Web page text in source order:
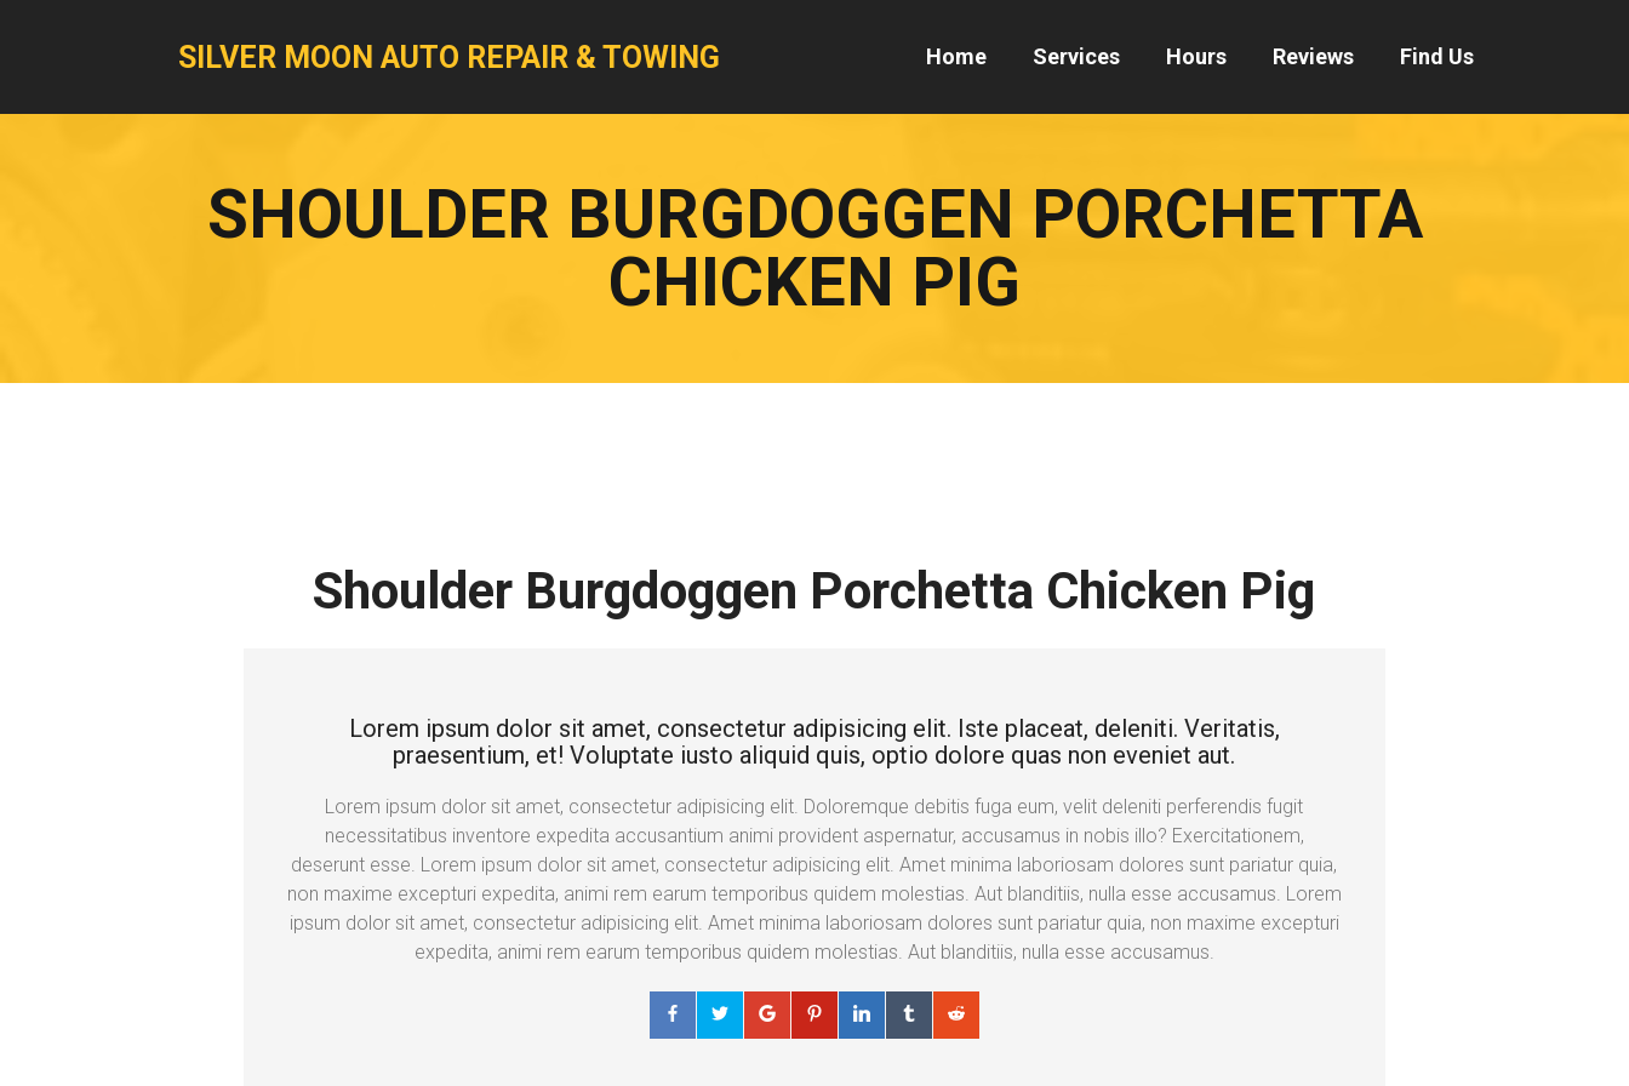
SILVER MOON AUTO REPAIR & TOWING Home Services Hours Reviews Find Us
SHOULDER BURGDOGGEN PORCHETTA
CHICKEN PIG
Shoulder Burgdoggen Porchetta Chicken Pig
Lorem ipsum dolor sit amet, consectetur adipisicing elit. Iste placeat, deleniti. Veritatis,
praesentium, et! Voluptate iusto aliquid quis, optio dolore quas non eveniet aut.
Lorem ipsum dolor sit amet, consectetur adipisicing elit. Doloremque debitis fuga eum, velit deleniti perferendis fugit
necessitatibus inventore expedita accusantium animi provident aspernatur, accusamus in nobis illo? Exercitationem,
deserunt esse. Lorem ipsum dolor sit amet, consectetur adipisicing elit. Amet minima laboriosam dolores sunt pariatur quia,
non maxime excepturi expedita, animi rem earum temporibus quidem molestias. Aut blanditiis, nulla esse accusamus. Lorem
ipsum dolor sit amet, consectetur adipisicing elit. Amet minima laboriosam dolores sunt pariatur quia, non maxime excepturi
expedita, animi rem earum temporibus quidem molestias. Aut blanditiis, nulla esse accusamus.